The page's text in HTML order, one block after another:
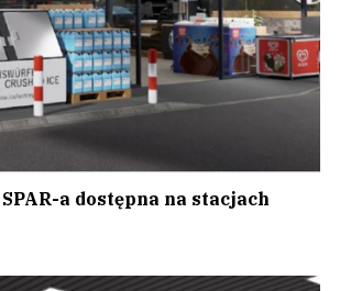
a dostępna na stacjach